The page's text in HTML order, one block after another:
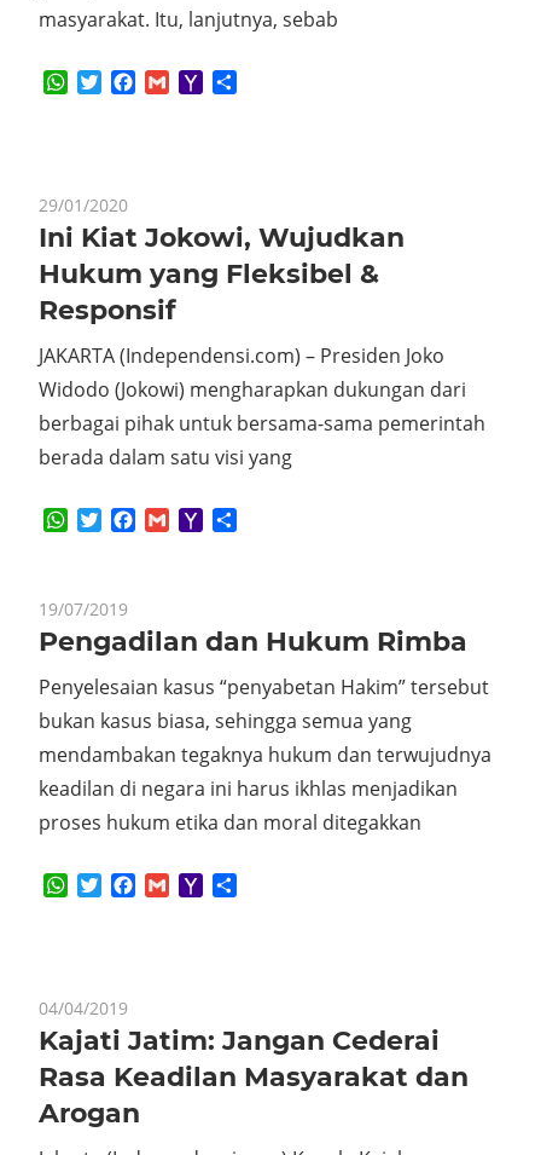
masyarakat. Itu, lanjutnya, sebab
WhatsApp
TwitterFacebook
GmailYahoo
29/01/2020
Ini Kiat Jokowi, Wujudkan
Hukum yang Fleksibel &
Responsif
JAKARTA (Independensi.com) – Presiden Joko
Widodo (Jokowi) mengharapkan dukungan dari
berbagai pihak untuk bersama-sama pemerintah
berada dalam satu visi yang
WhatsApp
TwitterFacebook
GmailYahoo
19/07/2019
Pengadilan dan Hukum Rimba
Penyelesaian kasus “penyabetan Hakim” tersebut
bukan kasus biasa, sehingga semua yang
mendambakan tegaknya hukum dan terwujudnya
keadilan di negara ini harus ikhlas menjadikan
proses hukum etika dan moral ditegakkan
WhatsApp
TwitterFacebook
GmailYahoo
04/04/2019
Kajati Jatim: Jangan Cederai
Rasa Keadilan Masyarakat dan
Arogan